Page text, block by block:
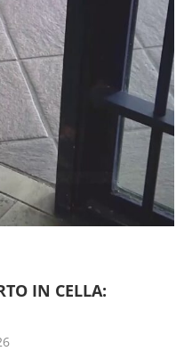
IN CELLA: